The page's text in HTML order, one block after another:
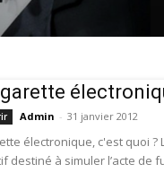
Admin - 31 janvier 2012
électronique, c'est quoi
destiné à simuler l’acte de